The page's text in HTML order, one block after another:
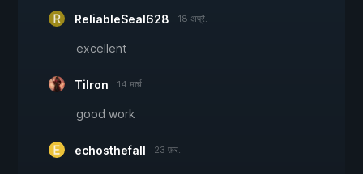
ReliableSeal628 18 अप्रै.
excellent
Tilron 14 मार्च
good work
echosthefall 23 फ़र.